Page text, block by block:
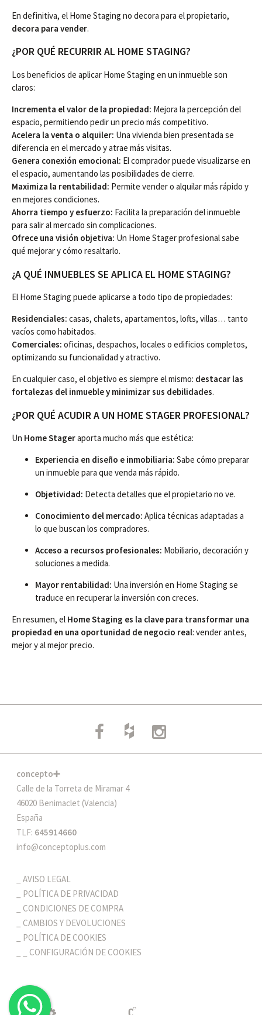
En definitiva, el Home Staging no decora para el propietario,
decora para vender.
¿POR QUÉ RECURRIR AL HOME STAGING?
Los beneficios de aplicar Home Staging en un inmueble son
claros:
Incrementa el valor de la propiedad: Mejora la percepción del
espacio, permitiendo pedir un precio más competitivo.
Acelera la venta o alquiler: Una vivienda bien presentada se
diferencia en el mercado y atrae más visitas.
Genera conexión emocional: El comprador puede visualizarse en
el espacio, aumentando las posibilidades de cierre.
Maximiza la rentabilidad: Permite vender o alquilar más rápido y
en mejores condiciones.
Ahorra tiempo y esfuerzo: Facilita la preparación del inmueble
para salir al mercado sin complicaciones.
Ofrece una visión objetiva: Un Home Stager profesional sabe
qué mejorar y cómo resaltarlo.
¿A QUÉ INMUEBLES SE APLICA EL HOME STAGING?
El Home Staging puede aplicarse a todo tipo de propiedades:
Residenciales: casas, chalets, apartamentos, lofts, villas… tanto
vacíos como habitados.
Comerciales: oficinas, despachos, locales o edificios completos,
optimizando su funcionalidad y atractivo.
En cualquier caso, el objetivo es siempre el mismo: destacar las
fortalezas del inmueble y minimizar sus debilidades.
¿POR QUÉ ACUDIR A UN HOME STAGER PROFESIONAL?
Un Home Stageraporta mucho más que estética:
Experiencia en diseño e inmobiliaria: Sabe cómo preparar
un inmueble para que venda más rápido.
Objetividad: Detecta detalles que el propietario no ve.
Conocimiento del mercado: Aplica técnicas adaptadas a
lo que buscan los compradores.
Acceso a recursos profesionales: Mobiliario, decoración y
soluciones a medida.
Mayor rentabilidad: Una inversión en Home Staging se
traduce en recuperar la inversión con creces.
En resumen, el Home Staging es la clave para transformar una
propiedad en una oportunidad de negocio real: vender antes,
mejor y al mejor precio.
concepto➕
Calle de la Torreta de Miramar 4
46020 Benimaclet (Valencia)
España
TLF: 645914660
info@conceptoplus.com
AVISO LEGAL
POLÍTICA DE PRIVACIDAD
CONDICIONES DE COMPRA
CAMBIOS Y DEVOLUCIONES
POLÍTICA DE COOKIES
_ CONFIGURACIÓN DE COOKIES